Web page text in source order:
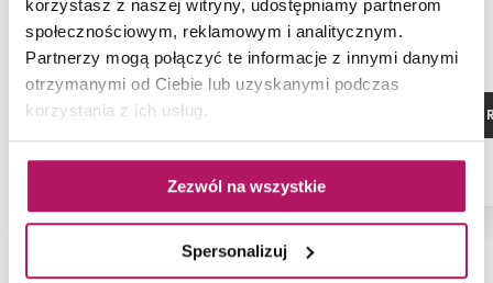
korzystasz z naszej witryny, udostępniamy partnerom
społecznościowym, reklamowym i analitycznym.
Partnerzy mogą połączyć te informacje z innymi danymi
otrzymanymi od Ciebie lub uzyskanymi podczas
korzystania z ich usług.
Zezwól na wszystkie
Spersonalizuj
ZOBACZ PRODUKT ZOBACZ